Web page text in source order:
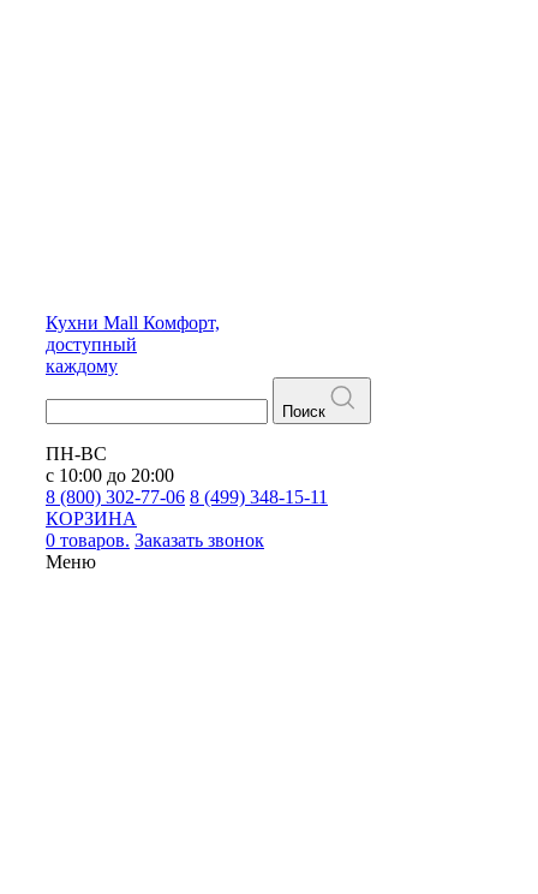
Кухни Mall Комфорт,
доступный
каждому
Поиск
ПН-ВС
с 10:00 до 20:00
8 (800) 302-77-06 8 (499) 348-15-11
КОРЗИНА
0 товаров. Заказать звонок
Меню